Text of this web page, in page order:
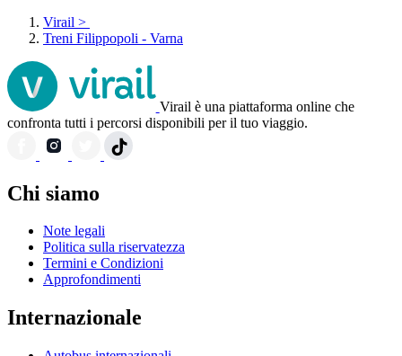
Virail >
Treni Filippopoli - Varna
Virail è una piattaforma online che
confronta tutti i percorsi disponibili per il tuo viaggio.
Chi siamo
Note legali
Politica sulla riservatezza
Termini e Condizioni
Approfondimenti
Internazionale